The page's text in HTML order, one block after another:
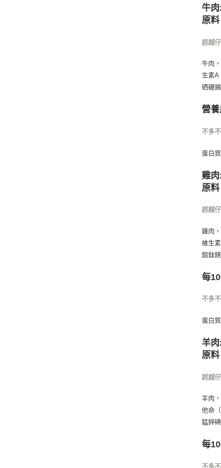
牛
原料
超越
牛肉
生素A
硒硼
營
不多
蛋白
雞
原料
超越
雞肉
維生
鉬鈦
每
不多
蛋白
羊
原料
超越
羊肉
他命
錳鋅
每
不多